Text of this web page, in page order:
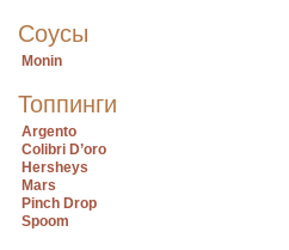
Соусы
Monin
Топпинги
Argento
Colibri D’oro
Hersheys
Mars
Pinch Drop
Spoom